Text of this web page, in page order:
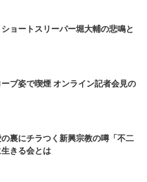
ョートスリーパー堀大輔の悲鳴と
ブ姿で喫煙 オンライン記者会見の
裏にチラつく新興宗教の噂「不二
きる会とは